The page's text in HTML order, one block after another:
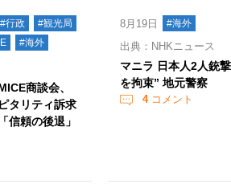
#行政
#観光局
#海外
商談会、
タリティ訴求
頼の後退」
8月19日 #海外
出典：NHKニュース
マニラ 日本人2人銃
を拘束” 地元警察
4コメント